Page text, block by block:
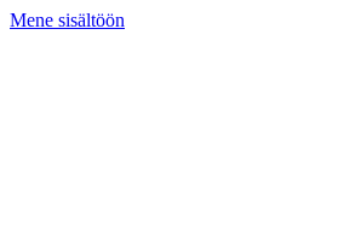
Mene sisältöön